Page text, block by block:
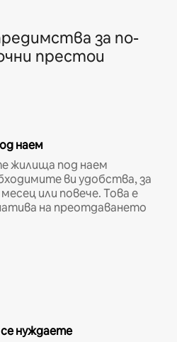
за по-
престои
наем
жилища под наем
ви удобства, за
или повече. Това е
на преотдаването
нуждаете